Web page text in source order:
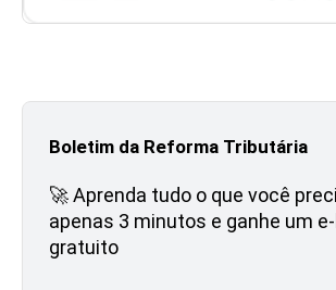
Boletim da Reforma Tributária
🚀 Aprenda tudo o que você
apenas 3 minutos e ganhe um
gratuito